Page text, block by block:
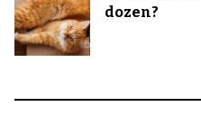
dozen?